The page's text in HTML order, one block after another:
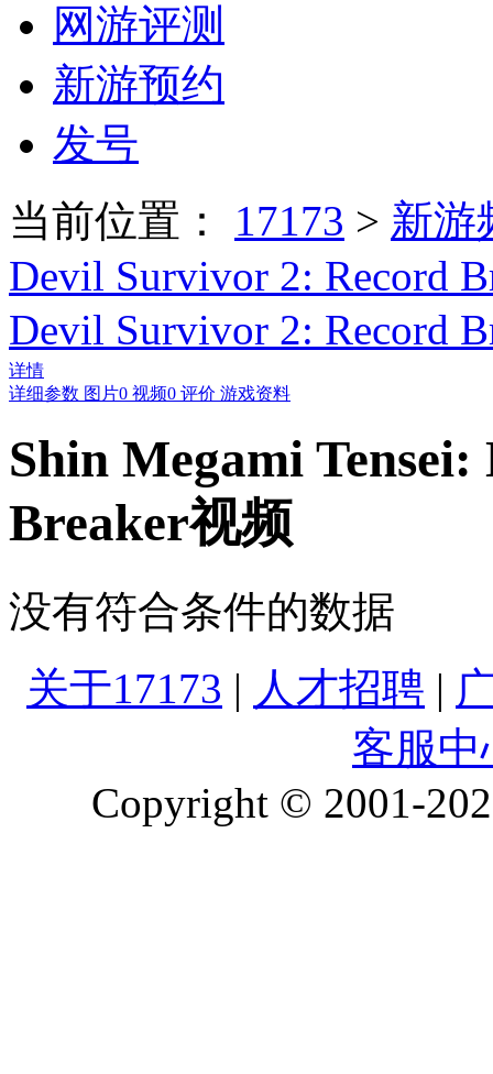
网游评测
新游预约
发号
当前位置： 17173 > 新游
Devil Survivor 2: Record
Devil Survivor 2: Record
详情
详细参数 图片0 视频0 评价 游戏资料
Shin Megami
Breaker视频
没有符合条件的数据
关于17173 | 人才招聘 |
客服中
Copyright © 2001-